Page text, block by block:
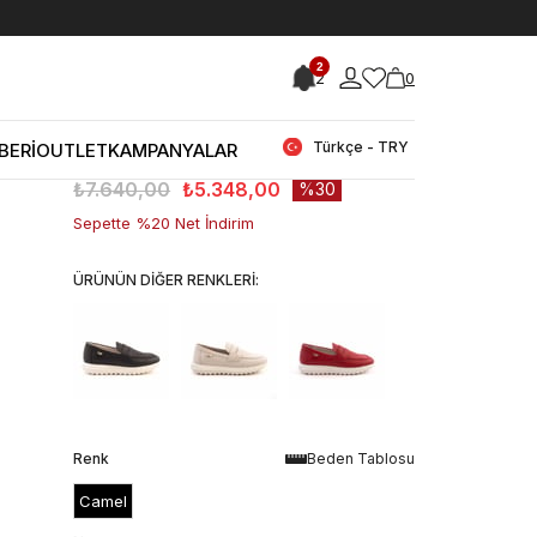
2
2 0
Türkçe - TRY
OUTLETKAMPANYALAR
< < Önceki Sayfaya Dön
Rouge Kadın Günlük Ayakkabı 0293
Stok Miktarı : 1
₺7.640,00 ₺5.348,00 30
Sepette %20 Net İndirim
ÜRÜNÜN DİĞER RENKLERİ:
Beden Tablosu
Renk
Camel